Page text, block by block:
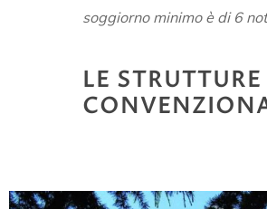
soggiorno minimo è di 6
LE STRUTTURE